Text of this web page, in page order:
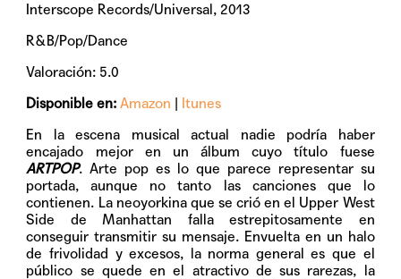
Interscope Records/Universal, 2013
R&B/Pop/Dance
Valoración: 5.0
Disponible en: Amazon
Itunes
En la escena musical actual nadie podría haber
encajado mejor en un álbum cuyo título fuese
ARTPOP. Arte pop es lo que parece representar su
portada, aunque no tanto las canciones que lo
contienen. La neoyorkina que se crió en el Upper West
Side de Manhattan falla estrepitosamente en
conseguir transmitir su mensaje. Envuelta en un halo
de frivolidad y excesos, la norma general es que el
público se quede en el atractivo de sus rarezas, la